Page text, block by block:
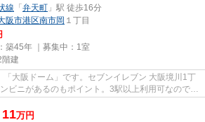
線 「弁天町 」駅 徒歩16分
阪市港区南市岡 １丁目
築45年 ｜募集中： 1室
建
大阪ドーム」です。セブンイレブン 大阪境川1丁
ビニがあるのもポイント。3駅以上利用可なので電
...
11万円